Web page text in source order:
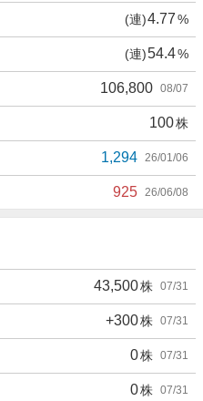
(連)4.77%
(連)54.4%
106,800 08/07
100株
1,294 26/01/06
925 26/06/08
43,500株 07/31
+300株 07/31
0株 07/31
0株 07/31